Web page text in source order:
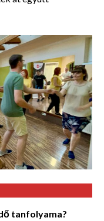
tanfolyama?